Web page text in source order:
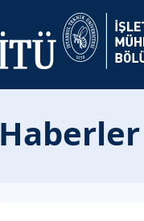
Haberler